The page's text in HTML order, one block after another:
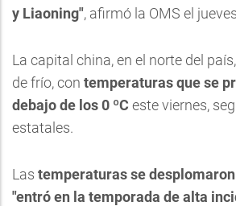
y Liaoning", afirmó la OMS el
La capital china, en el norte del
de frío, con temperaturas que se
debajo de los 0 ºC este viernes,
estatales.
Las temperaturas se
"entró en la temporada de alta